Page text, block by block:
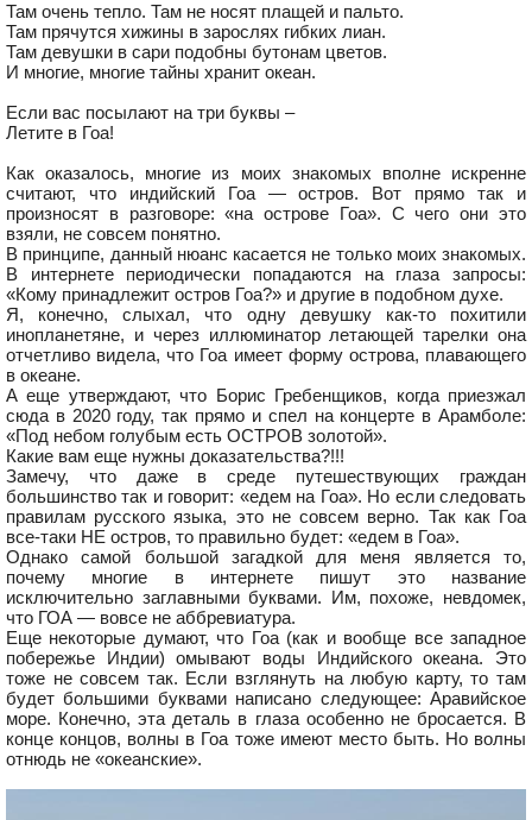
Там очень тепло. Там не носят плащей и пальто.
Там прячутся хижины в зарослях гибких лиан.
Там девушки в сари подобны бутонам цветов.
И многие, многие тайны хранит океан.
Если вас посылают на три буквы –
Летите в Гоа!
Как оказалось, многие из моих знакомых вполне искренне
считают, что индийский Гоа — остров. Вот прямо так и
произносят в разговоре: «на острове Гоа». С чего они это
взяли, не совсем понятно.
В принципе, данный нюанс касается не только моих знакомых.
В интернете периодически попадаются на глаза запросы:
«Кому принадлежит остров Гоа?» и другие в подобном духе.
Я, конечно, слыхал, что одну девушку как-то похитили
инопланетяне, и через иллюминатор летающей тарелки она
отчетливо видела, что Гоа имеет форму острова, плавающего
в океане.
А еще утверждают, что Борис Гребенщиков, когда приезжал
сюда в 2020 году, так прямо и спел на концерте в Арамболе:
«Под небом голубым есть ОСТРОВ золотой».
Какие вам еще нужны доказательства?!!!
Замечу, что даже в среде путешествующих граждан
большинство так и говорит: «едем на Гоа». Но если следовать
правилам русского языка, это не совсем верно. Так как Гоа
все-таки НЕ остров, то правильно будет: «едем в Гоа».
Однако самой большой загадкой для меня является то,
почему многие в интернете пишут это название
исключительно заглавными буквами. Им, похоже, невдомек,
что ГОА — вовсе не аббревиатура.
Еще некоторые думают, что Гоа (как и вообще все западное
побережье Индии) омывают воды Индийского океана. Это
тоже не совсем так. Если взглянуть на любую карту, то там
будет большими буквами написано следующее: Аравийское
море. Конечно, эта деталь в глаза особенно не бросается. В
конце концов, волны в Гоа тоже имеют место быть. Но волны
отнюдь не «океанские».